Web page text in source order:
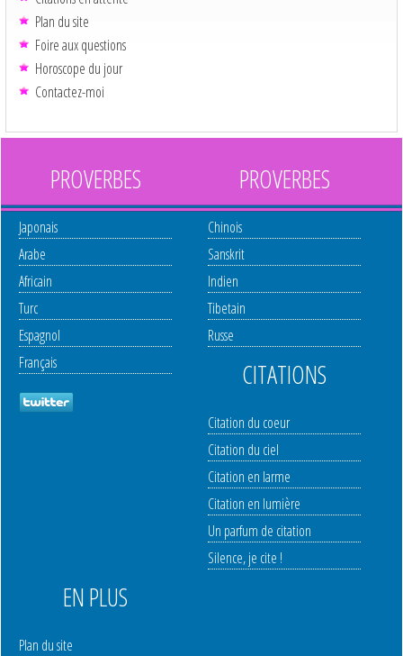
Plan du site
Foire aux questions
Horoscope du jour
Contactez-moi
PROVERBES
Japonais
Arabe
Africain
Turc
Espagnol
Français
PROVERBES
Chinois
Sanskrit
Indien
Tibetain
Russe
CITATIONS
Citation du coeur
Citation du ciel
Citation en larme
Citation en lumière
Un parfum de citation
Silence, je cite !
EN PLUS
Plan du site